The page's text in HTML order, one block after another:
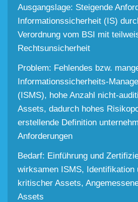
Ausgangslage: Steigende
Informationssicherheit (IS)
Verordnung vom BSI mit
Rechtsunsicherheit
Problem: Fehlendes bzw.
Informationssicherheits-
(ISMS), hohe Anzahl nicht-
Assets, dadurch hohes
erstellende Definition
Anforderungen
Bedarf: Einführung und
wirksamen ISMS, Identifikation
kritischer Assets,
Assets